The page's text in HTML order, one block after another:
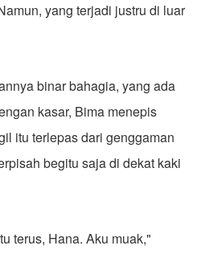
yang terjadi justru di luar
binar bahagia, yang ada
kasar, Bima menepis
itu terlepas dari genggaman
begitu saja di dekat kaki
terus, Hana. Aku muak,"